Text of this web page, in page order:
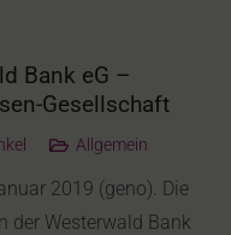
Bank eG –
Gesellschaft
Allgemein
2019 (geno). Die
der Westerwald Bank